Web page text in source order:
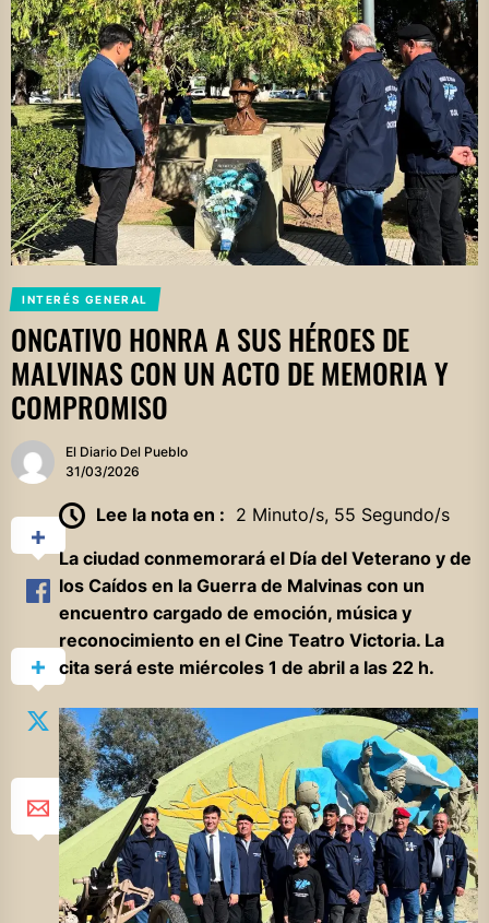
INTERÉS GENERAL
ONCATIVO HONRA A SUS HÉROES DE
MALVINAS CON UN ACTO DE MEMORIA Y
COMPROMISO
El Diario Del Pueblo
31/03/2026
Lee la nota en : 2 Minuto/s, 55 Segundo/s
La ciudad conmemorará el Día del Veterano y de
los Caídos en la Guerra de Malvinas con un
encuentro cargado de emoción, música y
reconocimiento en el Cine Teatro Victoria. La
cita será este miércoles 1 de abril a las 22 h.